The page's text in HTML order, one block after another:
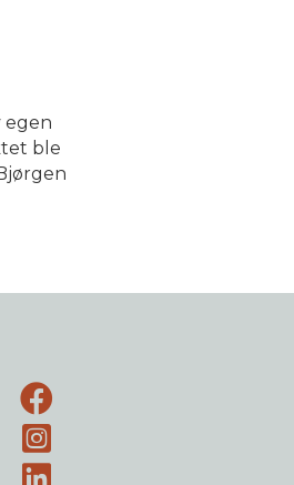
egen
ble
Facebook-side
Instagram
LinkedIn